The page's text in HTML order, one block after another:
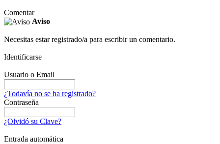
Comentar
Aviso
Necesitas estar registrado/a para escribir un comentario.
Identificarse
Usuario o Email
¿Todavía no se ha registrado?
Contraseña
¿Olvidó su Clave?
Entrada automática